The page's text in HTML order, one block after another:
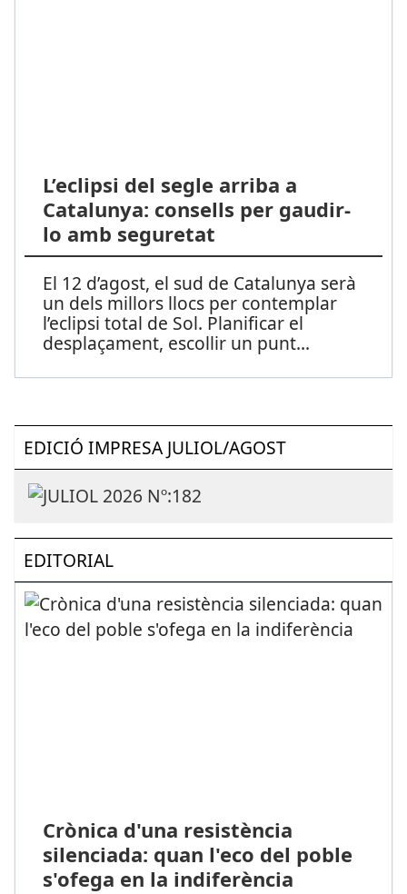
L’eclipsi del segle arriba a
Catalunya: consells per gaudir-
lo amb seguretat
El 12 d’agost, el sud de Catalunya serà
un dels millors llocs per contemplar
l’eclipsi total de Sol. Planificar el
desplaçament, escollir un punt...
EDICIÓ IMPRESA JULIOL/AGOST
EDITORIAL
Crònica d'una resistència
silenciada: quan l'eco del poble
s'ofega en la indiferència